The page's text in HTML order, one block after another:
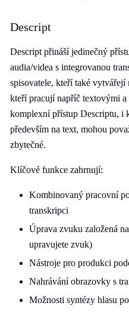
Descript
Descript přináší jedinečný
audia/videa s integrovanou
spisovatele, kteří také
kteří pracují napříč textovými
komplexní přístup Descriptu, i
především na text, mohou
zbytečné.
Klíčové funkce zahrnují:
Kombinovaný pracovní
transkripci
Úprava zvuku založená
upravujete zvuk)
Nástroje pro produkci
Nahrávání obrazovky s
Možnosti syntézy hlasu